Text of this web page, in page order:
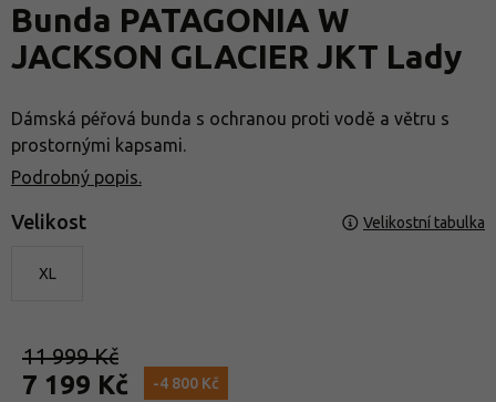
Bunda PATAGONIA W
JACKSON GLACIER JKT Lady
Dámská péřová bunda s ochranou proti vodě a větru s
prostornými kapsami.
Podrobný popis.
Velikost Velikostní tabulka
XL
7 199 Kč -4 800 Kč
11 999 Kč